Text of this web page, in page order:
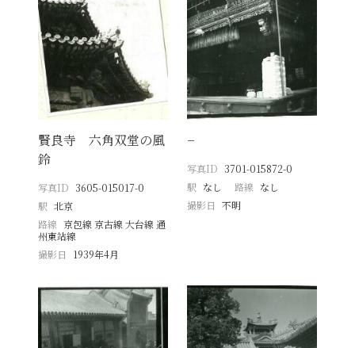
賢良寺 六角双堂の風
鈴
写真ID 3605-015017-0
駅 北京
路線 京包線 京古線 大台線 通
州東站線
撮影日
1939年4月
−
写真ID 3701-015872-0
駅 なし 路線 なし
撮影日 不明